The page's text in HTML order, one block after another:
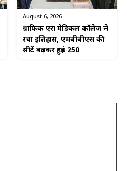
August 6, 2026
ग्राफिक एरा मेडिकल कॉलेज ने
रचा इतिहास, एमबीबीएस की
सीटें बढ़कर हुईं 250